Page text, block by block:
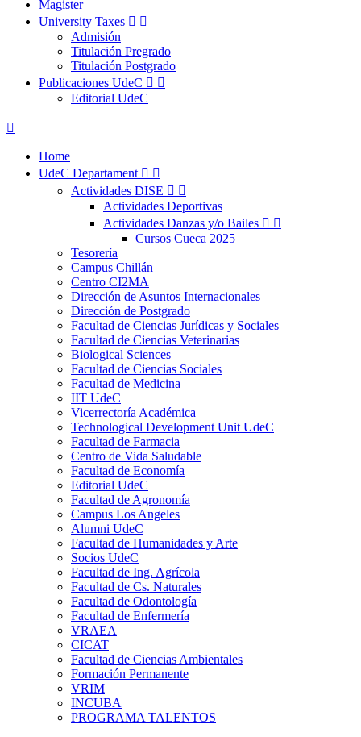
Magister
University Taxes  
Admisión
Titulación Pregrado
Titulación Postgrado
Publicaciones UdeC  
Editorial UdeC

Home
UdeC Departament  
Actividades DISE  
Actividades Deportivas
Actividades Danzas y/o Bailes  
Cursos Cueca 2025
Tesorería
Campus Chillán
Centro CI2MA
Dirección de Asuntos Internacionales
Dirección de Postgrado
Facultad de Ciencias Jurídicas y Sociales
Facultad de Ciencias Veterinarias
Biological Sciences
Facultad de Ciencias Sociales
Facultad de Medicina
IIT UdeC
Vicerrectoría Académica
Technological Development Unit UdeC
Facultad de Farmacia
Centro de Vida Saludable
Facultad de Economía
Editorial UdeC
Facultad de Agronomía
Campus Los Angeles
Alumni UdeC
Facultad de Humanidades y Arte
Socios UdeC
Facultad de Ing. Agrícola
Facultad de Cs. Naturales
Facultad de Odontología
Facultad de Enfermería
VRAEA
CICAT
Facultad de Ciencias Ambientales
Formación Permanente
VRIM
INCUBA
PROGRAMA TALENTOS